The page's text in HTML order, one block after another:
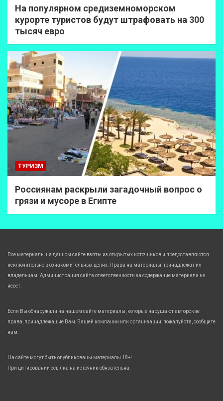
На популярном средиземноморском
курорте туристов будут штрафовать на 300
тысяч евро
ТУРИЗМ
Россиянам раскрыли загадочный вопрос о
грязи и мусоре в Египте
Все материалы на данном сайте взяты из открытых источников и предоставляются
исключительно в ознакомительных целях. Права на материалы принадлежат их
владельцам. Администрация сайта ответственности за содержание материала не
несет.
Если Вы обнаружили на нашем сайте материалы, которые нарушают авторские
права, принадлежащие Вам, Вашей компании или организации, пожалуйста, сообщите
нам.
На сайте могут быть опубликованы материалы 18+!
При цитировании ссылка на источник обязательна.